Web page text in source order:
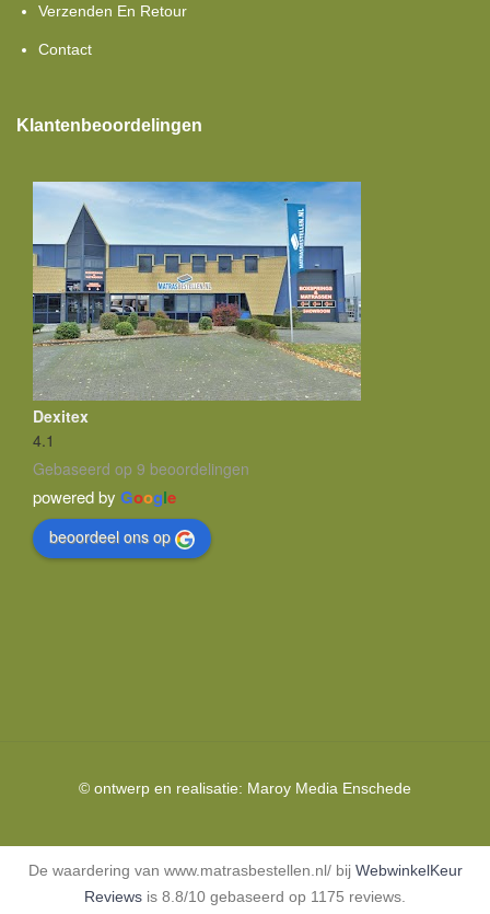
Verzenden En Retour
Contact
Klantenbeoordelingen
Dexitex
4.1
Gebaseerd op 9 beoordelingen
powered by Google
beoordeel ons op
© ontwerp en realisatie: Maroy Media Enschede
De waardering van www.matrasbestellen.nl/ bij WebwinkelKeur
Reviews is 8.8/10 gebaseerd op 1175 reviews.